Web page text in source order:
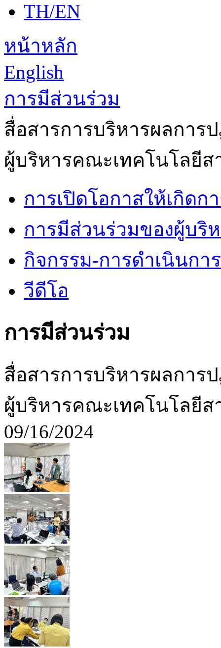
TH/EN
หน้าหลัก
English
การมีส่วนร่วม
สื่อสารการบริหารผลการ
ผู้บริหารคณะเทคโนโลยีส
การเปิดโอกาสให้เกิดก
การมีส่วนร่วมของผู้บริ
กิจกรรม-การดำเนินก
วีดีโอ
การมีส่วนร่วม
สื่อสารการบริหารผลการ
ผู้บริหารคณะเทคโนโลยีส
09/16/2024